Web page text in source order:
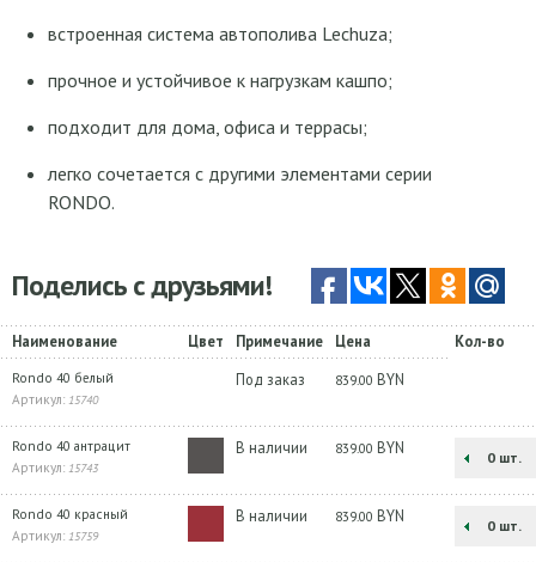
встроенная система автополива Lechuza;
прочное и устойчивое к нагрузкам кашпо;
подходит для дома, офиса и террасы;
легко сочетается с другими элементами серии
RONDO.
Поделись с друзьями!
Наименование Цвет Примечание Цена Кол-во
Rondo 40 белый
Артикул: 15740
Под заказ 839.00 BYN
Rondo 40 антрацит
Артикул: 15743
В наличии 839.00 BYN
шт.
Rondo 40 красный
Артикул: 15759
В наличии 839.00 BYN
шт.